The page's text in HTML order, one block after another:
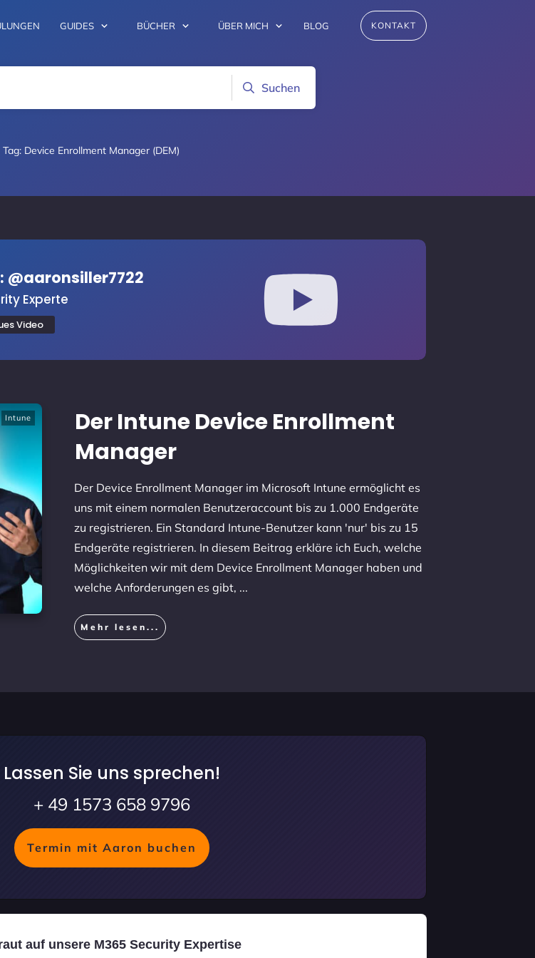
GUIDES BÜCHER ÜBER MICH BLOG KONTAKT
Suchen
Tag: Device Enrollment Manager (DEM)
@aaronsiller7722
Experte
Video
Intune
Der Intune Device Enrollment
Manager
Der Device Enrollment Manager im Microsoft Intune ermöglicht es
uns mit einem normalen Benutzeraccount bis zu 1.000 Endgeräte
zu registrieren. Ein Standard Intune-Benutzer kann 'nur' bis zu 15
Endgeräte registrieren. In diesem Beitrag erkläre ich Euch, welche
Möglichkeiten wir mit dem Device Enrollment Manager haben und
welche Anforderungen es gibt, ...
Mehr lesen...
Lassen Sie uns sprechen!
+ 49 1573 658 9796
Termin mit Aaron buchen
auf unsere M365 Security Expertise